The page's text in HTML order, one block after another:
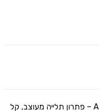
קולב מגבות בודד בהדבקה דגם ספארי מבית AQUILA – פתרון תלייה מעוצב, קל